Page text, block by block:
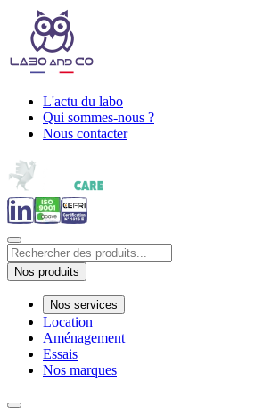
L'actu du labo
Qui sommes-nous ?
Nous contacter
Nos produits
Nos services
Location
Aménagement
Essais
Nos marques